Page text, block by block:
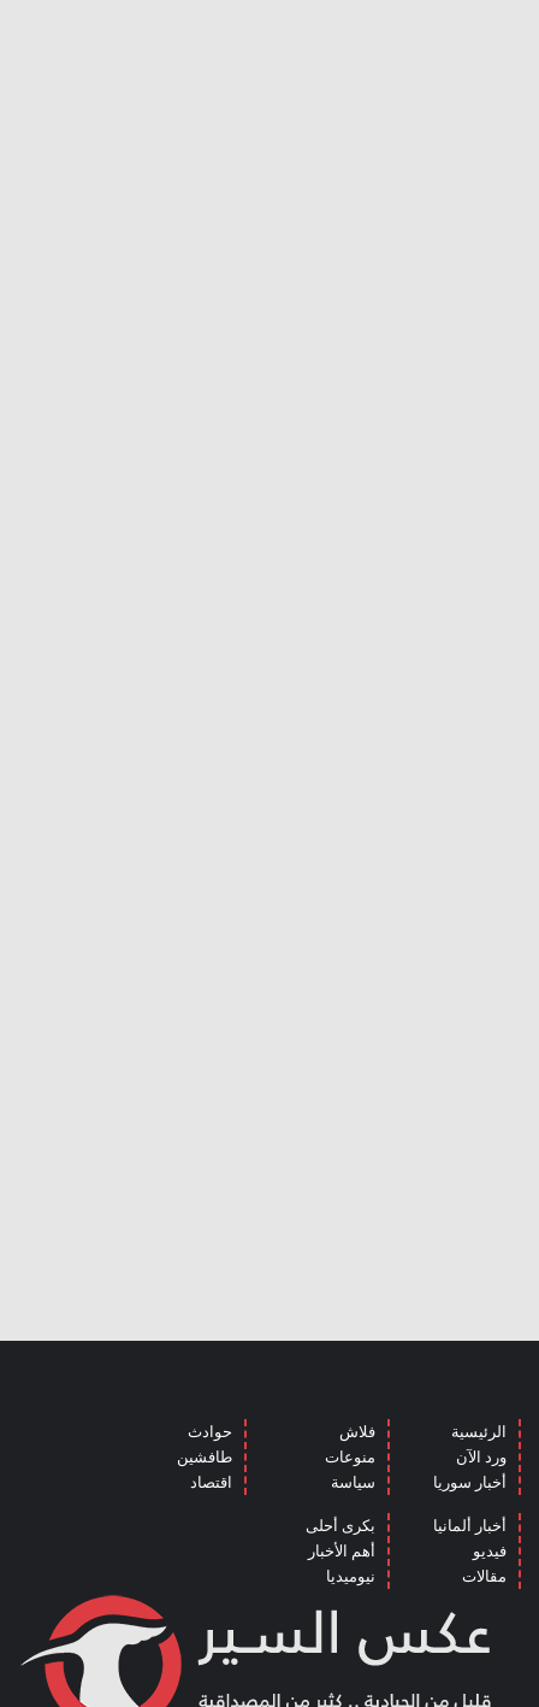
الرئيسية
ورد الآن
أخبار سوريا
فلاش
منوعات
سياسة
حوادث
طافشين
اقتصاد
أخبار ألمانيا
فيديو
مقالات
بكرى أحلى
أهم الأخبار
نيوميديا